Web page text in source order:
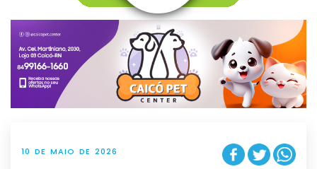
v
g
t
i
o
n
10 DE MAIO DE 2026